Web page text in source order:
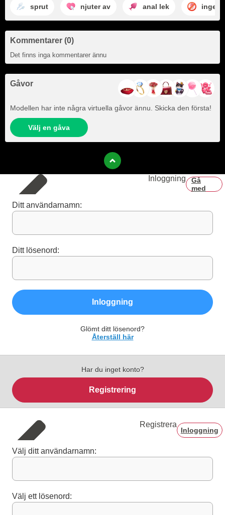
sprut njuter av anal lek inget
Kommentarer (0)
Det finns inga kommentarer ännu
Gåvor
Modellen har inte några virtuella gåvor ännu. Skicka den första!
Välj en gåva
Inloggning
Gå
med
Ditt användarnamn:
Ditt lösenord:
Inloggning
Glömt ditt lösenord?
Återställ här
Har du inget konto?
Registrering
Registrera
Inloggning
Välj ditt användarnamn:
Välj ett lösenord: